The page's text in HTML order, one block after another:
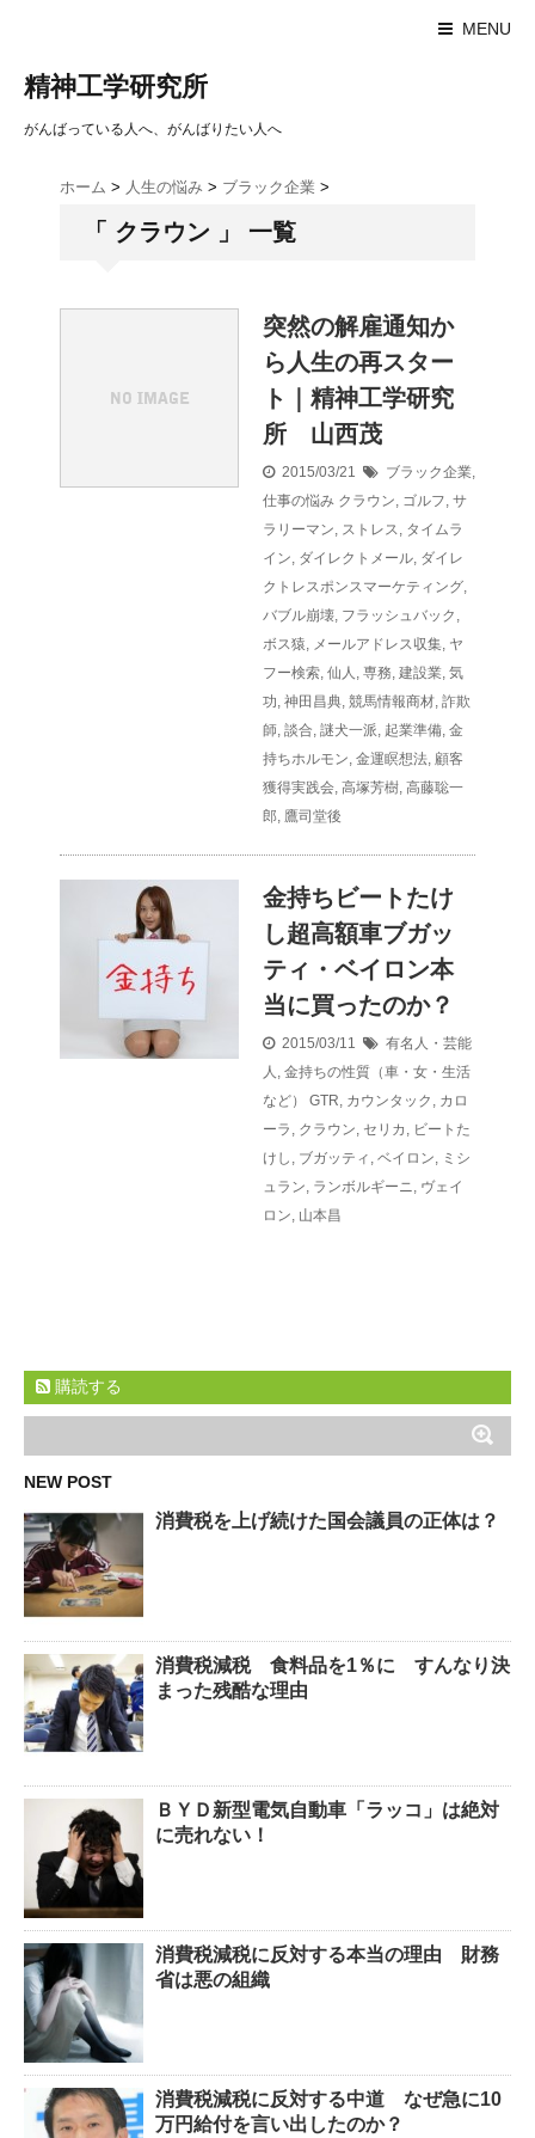
MENU
精神工学研究所
がんばっている人へ、がんばりたい人へ
ホーム > 人生の悩み > ブラック企業 >
「 クラウン 」 一覧
突然の解雇通知か
ら人生の再スター
ト｜精神工学研究
所 山西茂
2015/03/21 ブラック企業,
仕事の悩み クラウン, ゴルフ, サ
ラリーマン, ストレス, タイムラ
イン, ダイレクトメール, ダイレ
クトレスポンスマーケティング,
バブル崩壊, フラッシュバック ,
ボス猿, メールアドレス収集, ヤ
フー検索, 仙人 , 専務, 建設業, 気
功, 神田昌典, 競馬情報商材, 詐欺
師, 談合, 謎犬一派, 起業準備, 金
持ちホルモン, 金運瞑想法, 顧客
獲得実践会, 高塚芳樹, 高藤聡一
郎, 鷹司堂後
金持ちビートたけ
し超高額車ブガッ
ティ・ベイロン本
当に買ったのか？
2015/03/11
有名人・芸能
人 , 金持ちの性質（車・女・生活
など）
GTR, カウンタック , カロ
ーラ , クラウン, セリカ , ビートた
けし , ブガッティ , ベイロン, ミシ
ュラン, ランボルギーニ, ヴェイ
ロン, 山本昌
購読する
NEW POST
消費税を上げ続けた国会議員の正体は？
消費税減税 食料品を1％に すんなり決
まった残酷な理由
ＢＹＤ新型電気自動車「ラッコ」は絶対
に売れない！
消費税減税に反対する本当の理由 財務
省は悪の組織
消費税減税に反対する中道 なぜ急に10
万円給付を言い出したのか？